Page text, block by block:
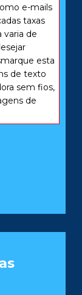
e-mails
taxas
varia de
esta
de texto
sem fios,
de